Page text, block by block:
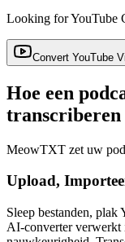
Looking for YouTube
Convert YouTube
Hoe een
transcriberen
MeowTXT zet uw
Upload,
Sleep bestanden,
AI-converter verwerkt